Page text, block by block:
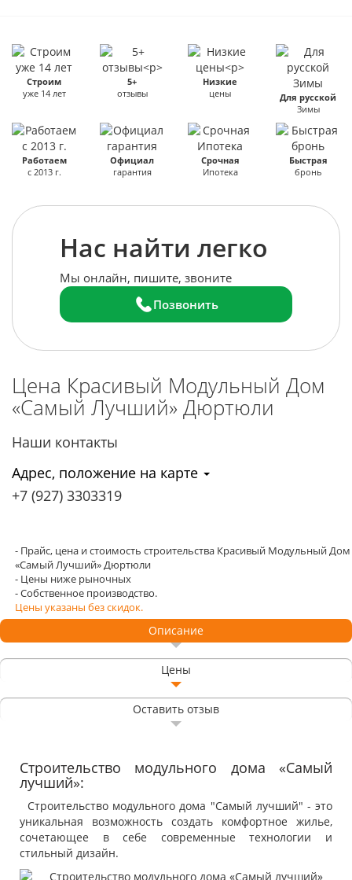
Строим
уже 14 лет
5+
отзывы
Низкие
цены
Для русской
Зимы
Работаем
с 2013 г.
Официал
гарантия
Срочная
Ипотека
Быстрая
бронь
Нас найти легко
Мы онлайн, пишите, звоните
Позвонить
Цена Красивый Модульный Дом
«Самый Лучший» Дюртюли
Наши контакты
Адрес, положение на карте
+7 (927) 3303319
- Прайс, цена и стоимость строительства Красивый Модульный Дом
«Самый Лучший» Дюртюли
- Цены ниже рыночных
- Собственное производство.
Цены указаны без скидок.
Описание
Цены
Оставить отзыв
Строительство модульного дома «Самый
лучший»:
Строительство модульного дома "Самый лучший" - это
уникальная возможность создать комфортное жилье,
сочетающее в себе современные технологии и
стильный дизайн.